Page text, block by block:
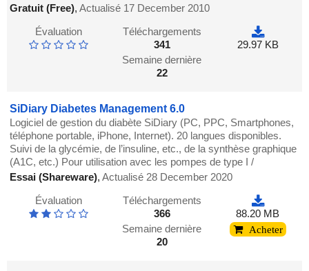
Gratuit (Free),Actualisé 17 December 2010
Évaluation
Téléchargements
341
Semaine dernière
22
29.97 KB
SiDiary Diabetes Management 6.0
Logiciel de gestion du diabète SiDiary (PC, PPC, Smartphones,
téléphone portable, iPhone, Internet). 20 langues disponibles.
Suivi de la glycémie, de l’insuline, etc., de la synthèse graphique
(A1C, etc.) Pour utilisation avec les pompes de type I /
Essai (Shareware),Actualisé 28 December 2020
Évaluation
Téléchargements
366
Semaine dernière
20
88.20 MB
Acheter